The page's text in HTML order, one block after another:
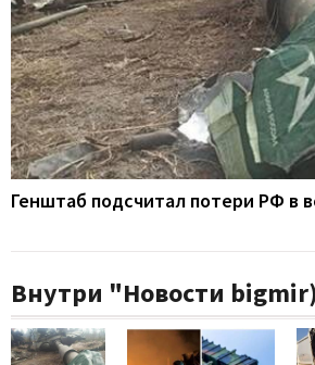
Генштаб подсчитал потери РФ в
Внутри "Новости